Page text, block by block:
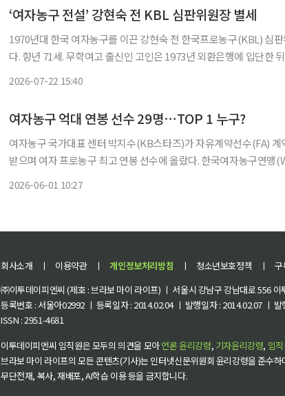
‘여자농구 전설’ 강현숙 전 KBL 심판위원장 별세
1970년대 한국 여자농구를 이끈 강현숙 전 한국프로농구(KBL) 심
다. 향년 71세. 무학여고 출신인 고인은 1973년 외환은행에 입단한 뒤 1980년 은퇴할 때까지
2026-07-22 15:40
여자농구 억대 연봉 선수 29명⋯TOP 1 누구?
여자농구 국가대표 센터 박지수(KB스타즈)가 자유계약선수(FA) 계
받으며 여자 프로농구 최고 연봉 선수에 올랐다. 한국여자농구연맹(WKBL)은 지난달 31일
2026-06-01 10:27
회사소개 ㅣ 이용약관 ㅣ 개인정보처리방침 ㅣ 청소년보호정책 ㅣ 구
㈜이투데이피엔씨 (제호 : 브라보 마이 라이프) ㅣ 서울시 강남구 강남대로 556
등록번호 : 서울아02992 ㅣ 등록일자 : 2014.02.04 ㅣ 발행일자 : 2014.02.07 ㅣ
ISSN : 2951-4681
이투데이피엔씨 임직원은 모두의 의견을 모아언론 윤리강령, 기자윤리강령, 임
브라보 마이 라이프의 모든 콘텐츠(기사)는 인터넷신문위원회 윤리강령을 준수
무단전재, 복사, 재배포, AI학습 이용 등을 금지합니다.